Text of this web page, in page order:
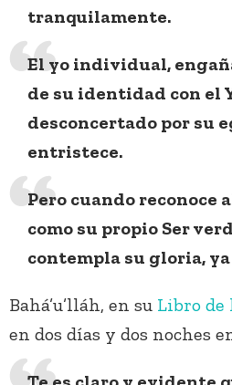
tranquilamente.
El yo individual,
de su identidad con el
desconcertado por su
entristece.
Pero cuando reconoce
como su propio Ser
contempla su gloria,
Bahá’u’lláh, en su Libro de
en dos días y dos noches